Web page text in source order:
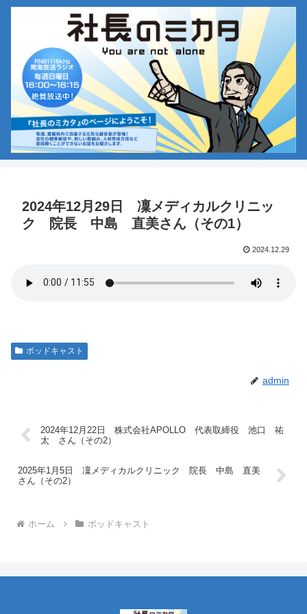
2024年12月29日 凜メディカルクリニッ
ク 院長 中島 直美さん（その1）
2024.12.29
ポッドキャスト
admin
2024年12月22日 株式会社APOLLO 代表取締役 池口 祐
太 さん（その2）
2025年1月5日 凜メディカルクリニック 院長 中島 直美
さん（その2）
ホーム ポッドキャスト